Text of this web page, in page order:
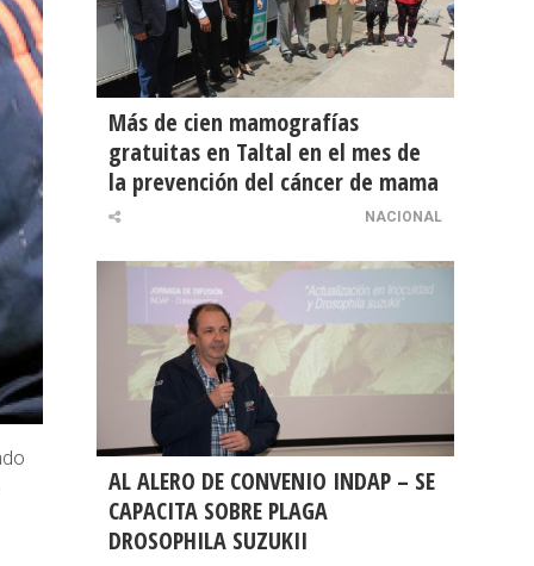
Más de cien mamografías
gratuitas en Taltal en el mes de
la prevención del cáncer de mama
NACIONAL
AL ALERO DE CONVENIO INDAP – SE
CAPACITA SOBRE PLAGA
DROSOPHILA SUZUKII